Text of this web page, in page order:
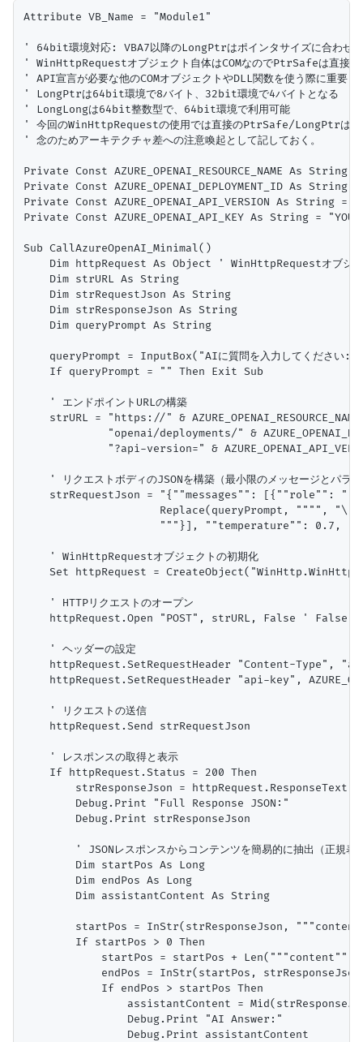
Attribute VB_Name = "Module1"
' 64bit環境対応: VBA7以降のLongPtrはポインタサイズに合わせる
' WinHttpRequestオブジェクト自体はCOMなのでPtrSafeは直接関
' API宣言が必要な他のCOMオブジェクトやDLL関数を使う際に重要
' LongPtrは64bit環境で8バイト、32bit環境で4バイトとなる
' LongLongは64bit整数型で、64bit環境で利用可能
' 今回のWinHttpRequestの使用では直接のPtrSafe/LongPtrは不
' 念のためアーキテクチャ差への注意喚起として記しておく。
Private Const AZURE_OPENAI_RESOURCE_NAME As
Private Const AZURE_OPENAI_DEPLOYMENT_ID As
Private Const AZURE_OPENAI_API_VERSION As String =
Private Const AZURE_OPENAI_API_KEY As String =
Sub CallAzureOpenAI_Minimal()
Dim httpRequest As Object ' WinHttpRequestオブジェ
    Dim strURL As String
    Dim strRequestJson As String
    Dim strResponseJson As String
    Dim queryPrompt As String
queryPrompt = InputBox("AIに質問を入力してください
    If queryPrompt = "" Then Exit Sub
    ' エンドポイントURLの構築
strURL = "https://" &
"openai/deployments/" &
"?api-version=" &
' リクエストボディのJSONを構築（最小限のメッセージとパラ
strRequestJson = "{""messages"": [{""role"":
Replace(queryPrompt, """",
"""}], ""temperature"": 0.7,
    ' WinHttpRequestオブジェクトの初期化
Set httpRequest =
    ' HTTPリクエストのオープン
httpRequest.Open "POST", strURL, False ' False:
    ' ヘッダーの設定
httpRequest.SetRequestHeader "Content-Type",
httpRequest.SetRequestHeader "api-key",
    ' リクエストの送信
    httpRequest.Send strRequestJson
    ' レスポンスの取得と表示
    If httpRequest.Status = 200 Then
        strResponseJson = httpRequest.ResponseText
        Debug.Print "Full Response JSON:"
        Debug.Print strResponseJson
' JSONレスポンスからコンテンツを簡易的に抽出（正規表
        Dim startPos As Long
        Dim endPos As Long
        Dim assistantContent As String
startPos = InStr(strResponseJson,
        If startPos > 0 Then
startPos = startPos + Len("""content"":
endPos = InStr(startPos,
            If endPos > startPos Then
assistantContent =
                Debug.Print "AI Answer:"
                Debug.Print assistantContent